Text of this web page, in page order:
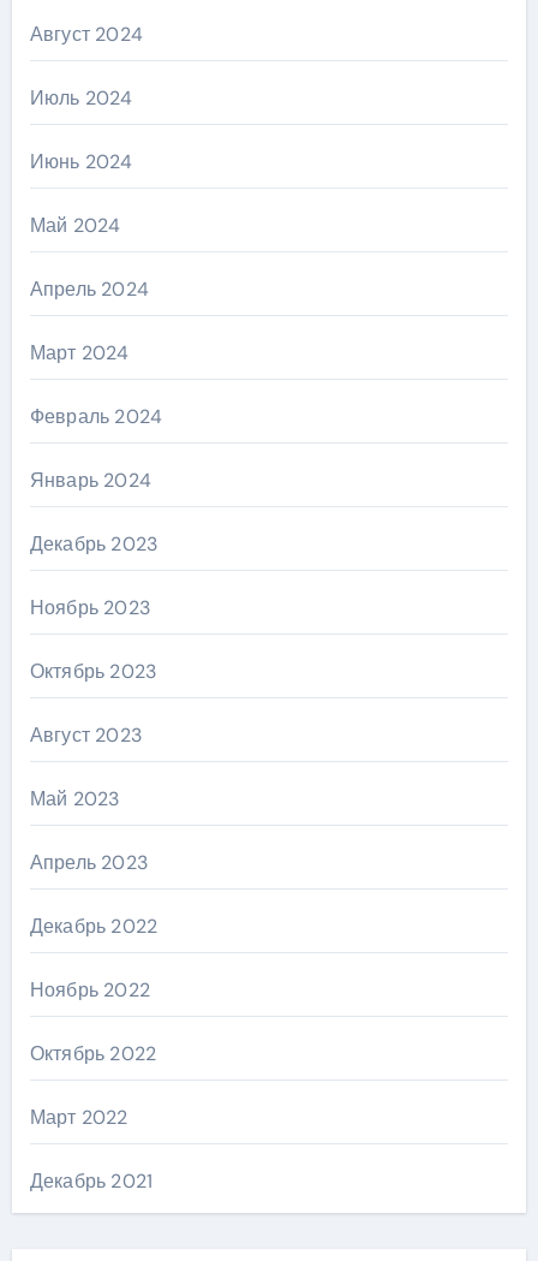
Август 2024
Июль 2024
Июнь 2024
Май 2024
Апрель 2024
Март 2024
Февраль 2024
Январь 2024
Декабрь 2023
Ноябрь 2023
Октябрь 2023
Август 2023
Май 2023
Апрель 2023
Декабрь 2022
Ноябрь 2022
Октябрь 2022
Март 2022
Декабрь 2021